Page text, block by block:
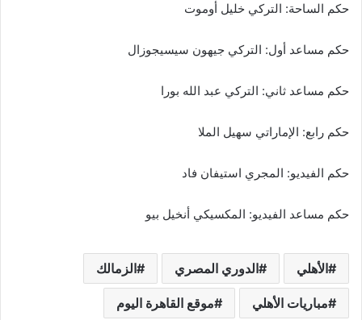
حكم الساحة: التركي خليل أوموت
حكم مساعد أول: التركي جيهون سيسيجوزال
حكم مساعد ثاني: التركي عبد الله بورا
حكم رابع: الإماراتي سهيل الملا
حكم الفيديو: المجري استيفان فاد
حكم مساعد الفيديو: المكسيكي أنخيل بيو
الأهلي الدوري المصري الزمالك
مباريات الأهلي موقع القاهرة اليوم